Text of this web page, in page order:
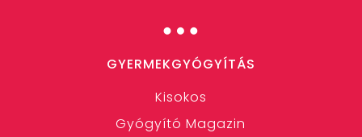
…
GYERMEKGYÓGYÍTÁS
Kisokos
Gyógyító Magazin